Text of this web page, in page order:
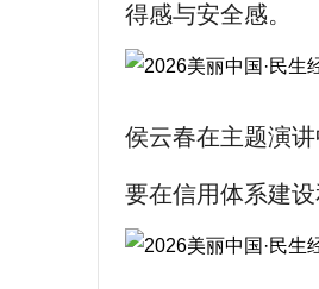
得感与安全感。
侯云春在主题演
要在信用体系建